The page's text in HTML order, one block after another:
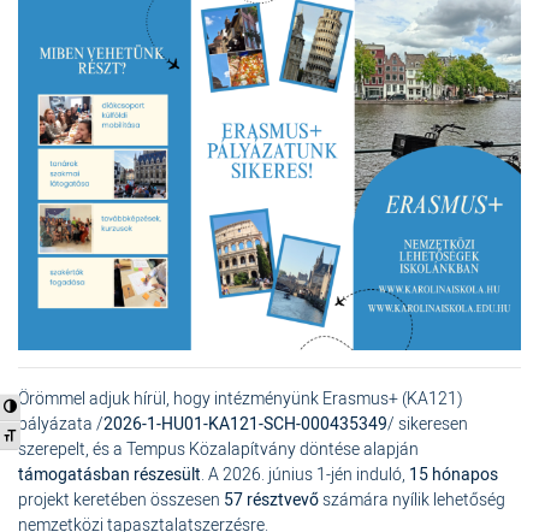
Nagy kontraszt váltása
Betűméret váltása
Örömmel adjuk hírül, hogy intézményünk Erasmus+ (KA121)
pályázata /2026-1-HU01-KA121-SCH-000435349/ sikeresen
szerepelt, és a Tempus Közalapítvány döntése alapján
támogatásban részesült. A 2026. június 1-jén induló, 15 hónapos
projekt keretében összesen 57 résztvevőszámára nyílik lehetőség
nemzetközi tapasztalatszerzésre.